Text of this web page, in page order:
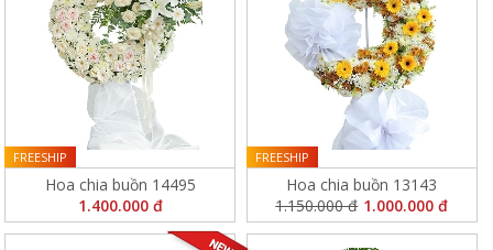
Hoa chia buồn 14495
1.400.000 đ
FREESHIP
Hoa chia buồn 13143
1.150.000 đ 1.000.000 đ
FREESHIP